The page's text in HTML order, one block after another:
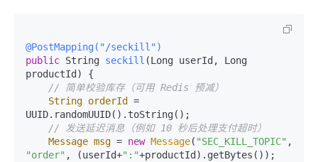
@PostMapping("/seckill")
public String seckill (Long userId, Long
productId)
{
// 简单校验库存（可用 Redis 预减）
String orderId
=
UUID.randomUUID().toString();
// 发送延迟消息（例如 10 秒后处理支付超时）
Message msg = new Message( "SEC_KILL_TOPIC"
"order" , (userId+":"+productId).getBytes());